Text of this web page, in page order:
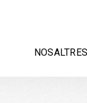
NOSALTRES